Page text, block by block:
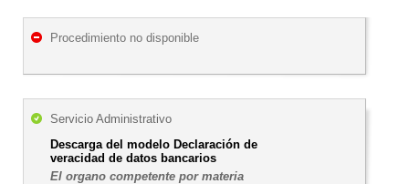
Procedimiento no disponible
Servicio Administrativo
Descarga del modelo Declaración de
veracidad de datos bancarios
El organo competente por materia